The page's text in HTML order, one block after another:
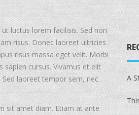
luctus lorem facilisis. Sed non
risus. Donec laoreet ultricies
risus massa eget velit. Morbi
sapien cursus. Vivamus et elit
laoreet tempor sem, nec
sit amet diam. Etiam at ante
A